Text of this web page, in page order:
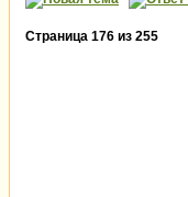
Страница 176 из 255